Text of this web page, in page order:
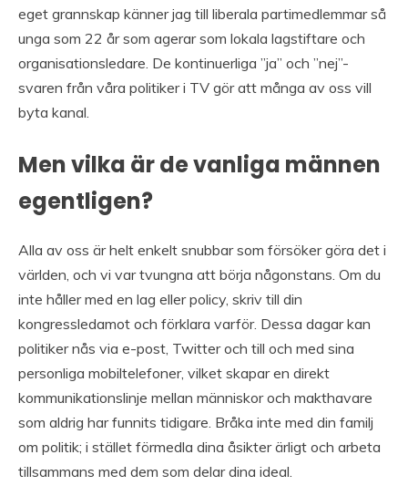
eget grannskap känner jag till liberala partimedlemmar så
unga som 22 år som agerar som lokala lagstiftare och
organisationsledare. De kontinuerliga ”ja” och ”nej”-
svaren från våra politiker i TV gör att många av oss vill
byta kanal.
Men vilka är de vanliga männen
egentligen?
Alla av oss är helt enkelt snubbar som försöker göra det i
världen, och vi var tvungna att börja någonstans. Om du
inte håller med en lag eller policy, skriv till din
kongressledamot och förklara varför. Dessa dagar kan
politiker nås via e-post, Twitter och till och med sina
personliga mobiltelefoner, vilket skapar en direkt
kommunikationslinje mellan människor och makthavare
som aldrig har funnits tidigare. Bråka inte med din familj
om politik; i stället förmedla dina åsikter ärligt och arbeta
tillsammans med dem som delar dina ideal.